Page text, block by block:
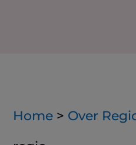
Home > Over